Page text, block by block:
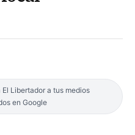
El Libertador a tus medios
en Google